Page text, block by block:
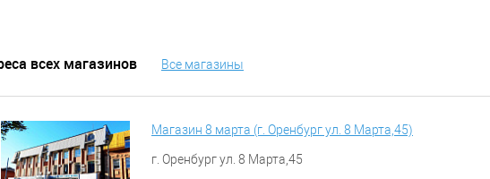
всех магазинов Все магазины
Магазин 8 марта (г. Оренбург ул. 8 Марта,45)
г. Оренбург ул. 8 Марта,45